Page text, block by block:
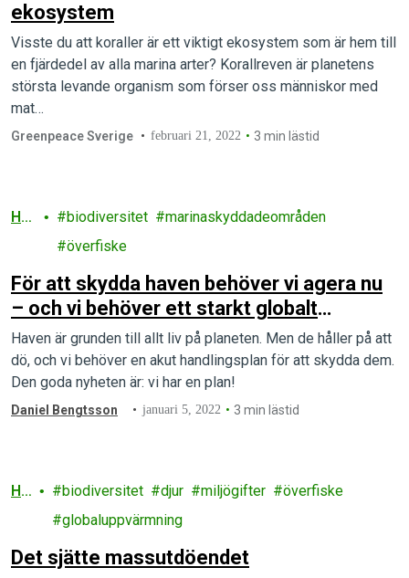
ekosystem
Visste du att koraller är ett viktigt ekosystem som är hem till
en fjärdedel av alla marina arter? Korallreven är planetens
största levande organism som förser oss människor med
mat…
Greenpeace Sverige februari 21, 2022 3 min lästid
Ha
biodiversitet
marinaskyddadeområden
överfiske
För att skydda haven behöver vi agera nu
– och vi behöver ett starkt globalt
havsavtal!
Haven är grunden till allt liv på planeten. Men de håller på att
dö, och vi behöver en akut handlingsplan för att skydda dem.
Den goda nyheten är: vi har en plan!
Daniel Bengtsson januari 5, 2022 3 min lästid
Ha
biodiversitet djur miljögifter
överfiske
globaluppvärmning
Det sjätte massutdöendet